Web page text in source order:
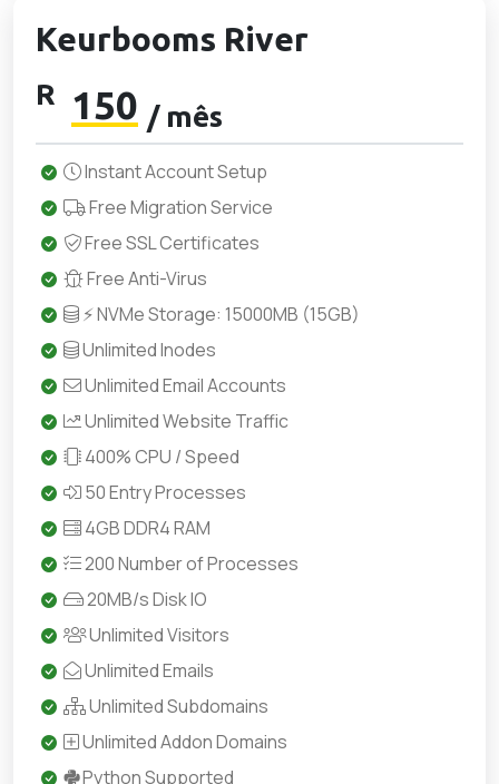
Keurbooms River
R 150 / mês
Instant Account Setup
Free Migration Service
Free SSL Certificates
Free Anti-Virus
⚡ NVMe Storage: 15000MB (15GB)
Unlimited Inodes
Unlimited Email Accounts
Unlimited Website Traffic
400% CPU / Speed
50 Entry Processes
4GB DDR4 RAM
200 Number of Processes
20MB/s Disk IO
Unlimited Visitors
Unlimited Emails
Unlimited Subdomains
Unlimited Addon Domains
Python Supported